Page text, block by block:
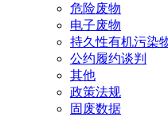
危险废物
电子废物
持久性有机污染
公约履约谈判
其他
政策法规
固废数据